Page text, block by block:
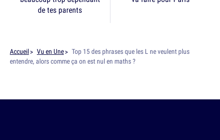
de tes parents
Accueil Vu en Une
Top 15 des phrases que les L ne veulent plus
entendre, alors comme ça on est nul en maths ?